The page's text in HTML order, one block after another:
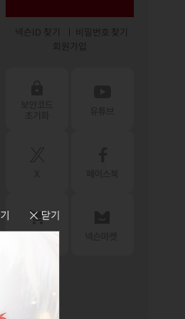
넥슨ID 찾기
비밀번호 찾기
회원가입